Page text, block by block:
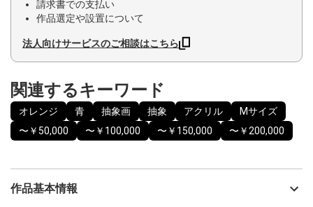
請求書での支払い
作品選定や設置について
法人向けサービスのご相談はこちら
関連するキーワード
オレンジ 青 抽象画 抽象 アクリル
Mサイズ
〜￥50,000
〜￥100,000 〜￥150,000 〜￥200,000
作品基本情報